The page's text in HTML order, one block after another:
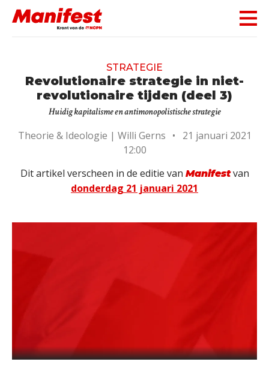
Skip navigation
STRATEGIE
Revolutionaire strategie in niet-
revolutionaire tijden (deel 3)
Huidig kapitalisme en antimonopolistische strategie
Theorie & Ideologie | Willi Gerns •
21 januari 2021
12:00
Dit artikel verscheen in de editie van Manifestvan
donderdag 21 januari 2021